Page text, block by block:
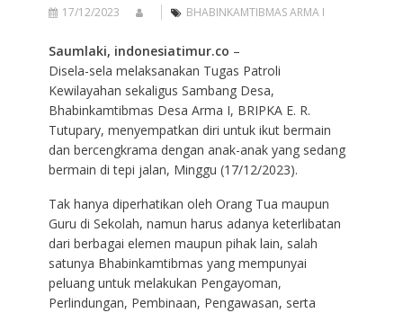
17/12/2023 BHABINKAMTIBMAS ARMA I
Saumlaki, indonesiatimur.co –
Disela-sela melaksanakan Tugas Patroli
Kewilayahan sekaligus Sambang Desa,
Bhabinkamtibmas Desa Arma I, BRIPKA E. R.
Tutupary, menyempatkan diri untuk ikut bermain
dan bercengkrama dengan anak-anak yang sedang
bermain di tepi jalan, Minggu (17/12/2023).
Tak hanya diperhatikan oleh Orang Tua maupun
Guru di Sekolah, namun harus adanya keterlibatan
dari berbagai elemen maupun pihak lain, salah
satunya Bhabinkamtibmas yang mempunyai
peluang untuk melakukan Pengayoman,
Perlindungan, Pembinaan, Pengawasan, serta